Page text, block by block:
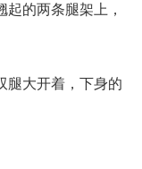
的两条腿架上，
腿大开着，下身的